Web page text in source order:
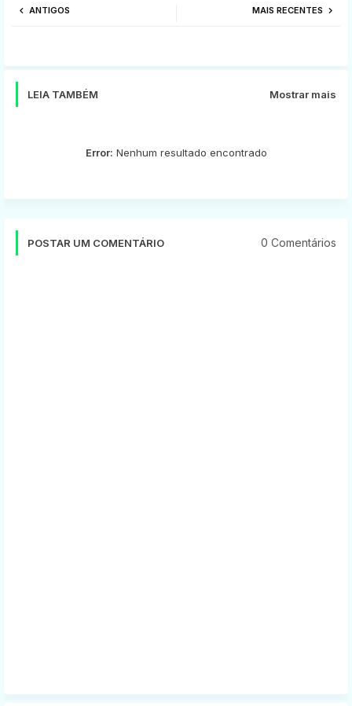
MAIS RECENTES
ANTIGOS
LEIA TAMBÉM Mostrar mais
Error: Nenhum resultado encontrado
POSTAR UM COMENTÁRIO 0 Comentários